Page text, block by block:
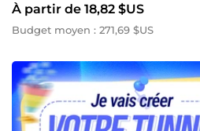
À partir de 18,82 $US
Budget moyen : 271,69 $US